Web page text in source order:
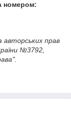
номером:
авторських прав
№3792,